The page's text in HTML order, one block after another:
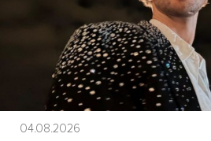
04.08.2026